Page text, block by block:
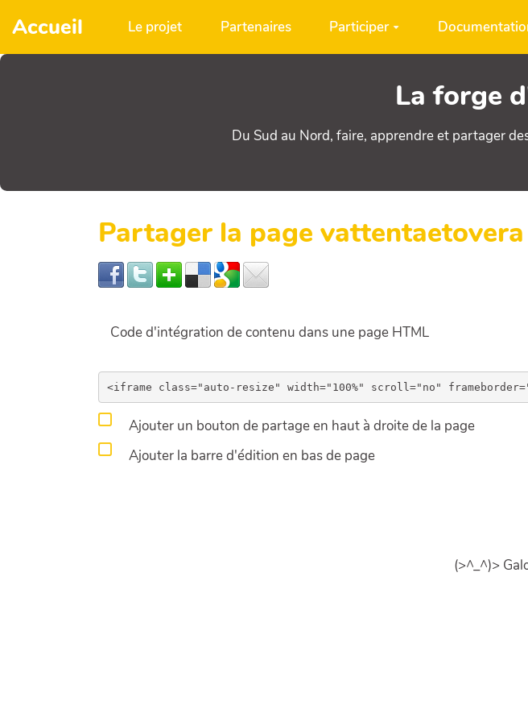
Aller au contenu principal
Accueil Le projet Partenaires Participer
La forge
Du Sud au Nord, faire, apprendre et partager
Partager la page vattentaetovera
Code d'intégration de contenu dans une page HTML
Ajouter un bouton de partage en haut à droite de la page
Ajouter la barre d'édition en bas de page
(>^_^)>